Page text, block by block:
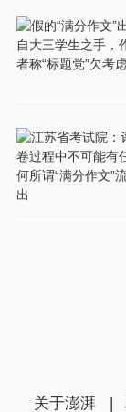
关于澎湃 |